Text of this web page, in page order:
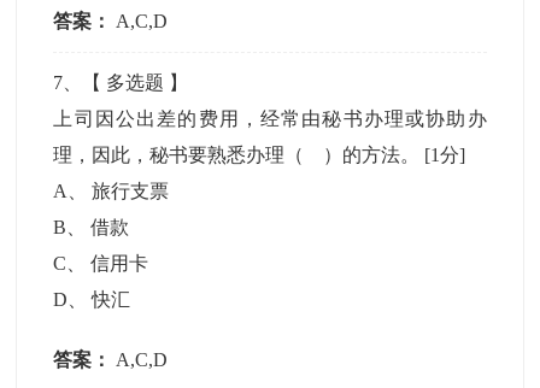
答案： A,C,D
7 、【 多选题 】
上司因公出差的费用，经常由秘书办理或协助办
理，因此，秘书要熟悉办理（ ）的方法。 [1分]
A
、旅行支票
B 、借款
C 、信用卡
D 、快汇
答案： A,C,D